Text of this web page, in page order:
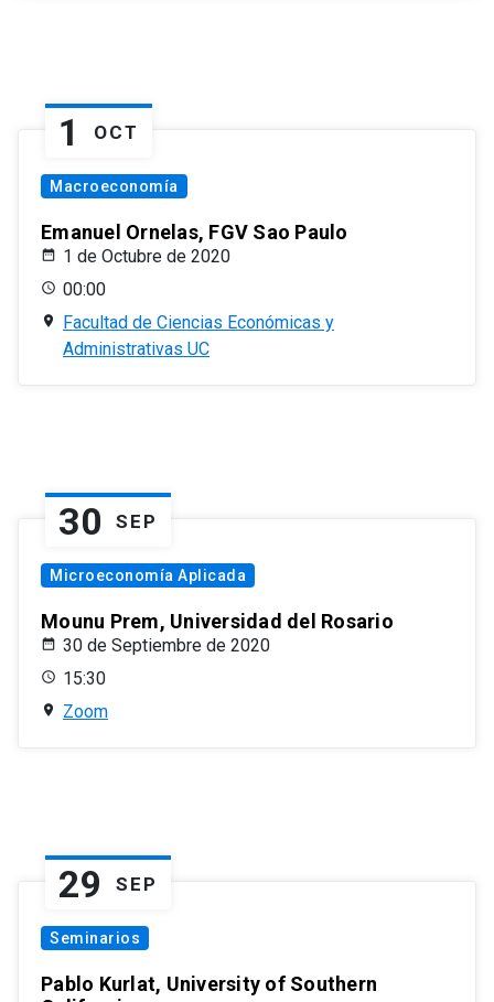
1 OCT
Macroeconomía
Emanuel Ornelas, FGV Sao Paulo
1 de Octubre de 2020
00:00
Facultad de Ciencias Económicas y
Administrativas UC
30 SEP
Microeconomía Aplicada
Mounu Prem, Universidad del Rosario
30 de Septiembre de 2020
15:30
Zoom
29 SEP
Seminarios
Pablo Kurlat, University of Southern